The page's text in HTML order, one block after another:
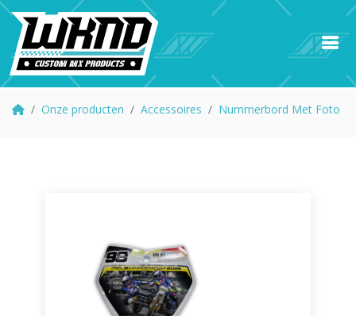
Onze producten Accessoires Nummerbord Met Foto